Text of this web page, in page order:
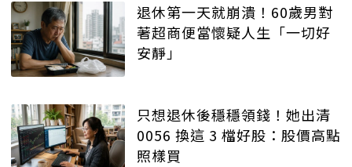
退休第一天就崩潰！60歲男對
著超商便當懷疑人生「一切好
安靜」
只想退休後穩穩領錢！她出清
0056 換這 3 檔好股：股價高點
照樣買